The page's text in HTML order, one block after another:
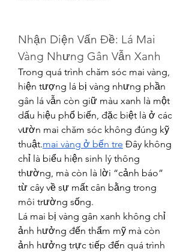
Nhận Diện Vấn Đề: Lá Mai
Vàng Nhưng Gân Vẫn Xanh
Trong quá trình chăm sóc mai vàng,
hiện tượng lá bị vàng nhưng phần
gân lá vẫn còn giữ màu xanh là một
dấu hiệu phổ biến, đặc biệt là ở các
vườn mai chăm sóc không đúng kỹ
thuật.mai vàng ở bến tre Đây không
chỉ là biểu hiện sinh lý thông
thường, mà còn là lời “cảnh báo”
từ cây về sự mất cân bằng trong
môi trường sống.
Lá mai bị vàng gân xanh không chỉ
ảnh hưởng đến thẩm mỹ mà còn
ảnh hưởng trực tiếp đến quá trình